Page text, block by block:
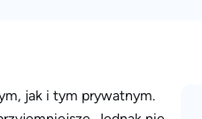
jak i tym prywatnym.